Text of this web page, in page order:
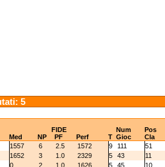
5
FIDE Num Pos
Med NP PF Perf T Gioc Cla
1557 6 2.5 1572 9 111 51
1652 3 1.0 2329 5 43 11
0 2 1.0 1626 5 45 10